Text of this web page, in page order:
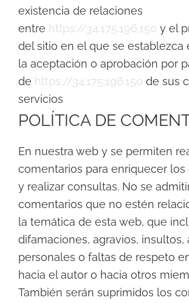
existencia de relaciones
entre https://34.175.196.150 y el
del sitio en el que se establezca
la aceptación o aprobación por
de https://34.175.196.150 de sus
servicios
POLÍTICA DE
En nuestra web y se permiten
comentarios para enriquecer
y realizar consultas. No se
comentarios que no estén
la temática de esta web, que
difamaciones, agravios, insultos,
personales o faltas de respeto
hacia el autor o hacia otros
También serán suprimidos los